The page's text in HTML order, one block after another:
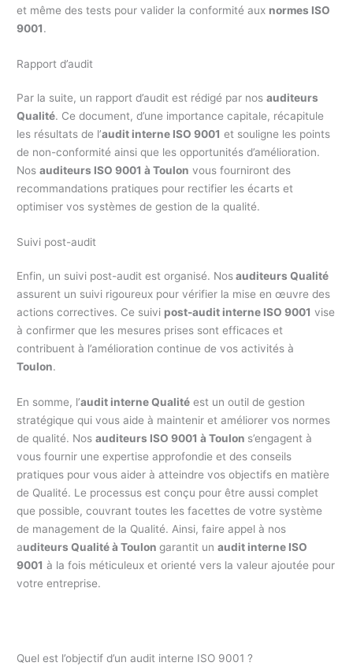
et même des tests pour valider la conformité aux normes ISO
9001.
Rapport d’audit
Par la suite, un rapport d’audit est rédigé par nosauditeurs
Qualité. Ce document, d’une importance capitale, récapitule
les résultats de l’audit interne ISO 9001 et souligne les points
de non-conformité ainsi que les opportunités d’amélioration.
Nosauditeurs ISO 9001 à Toulon vous fourniront des
recommandations pratiques pour rectifier les écarts et
optimiser vos systèmes de gestion de la qualité.
Suivi post-audit
Enfin, un suivi post-audit est organisé. Nosauditeurs Qualité
assurent un suivi rigoureux pour vérifier la mise en œuvre des
actions correctives. Ce suivi post-audit interne ISO 9001 vise
à confirmer que les mesures prises sont efficaces et
contribuent à l’amélioration continue de vos activités à
Toulon.
En somme, l’audit interne Qualité est un outil de gestion
stratégique qui vous aide à maintenir et améliorer vos normes
de qualité. Nosauditeurs ISO 9001 à Toulon s’engagent à
vous fournir une expertise approfondie et des conseils
pratiques pour vous aider à atteindre vos objectifs en matière
de Qualité. Le processus est conçu pour être aussi complet
que possible, couvrant toutes les facettes de votre système
de management de la Qualité. Ainsi, faire appel à nos
auditeurs Qualité à Toulongarantit unaudit interne ISO
9001 à la fois méticuleux et orienté vers la valeur ajoutée pour
votre entreprise.
Quel est l’objectif d’un audit interne ISO 9001 ?